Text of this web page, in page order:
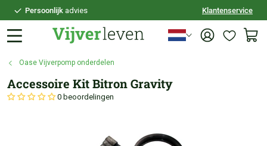
Persoonlijk advies
21:30besteld,vandaagverzonden
Persoonlijkadvies
Klantenservice
Oase Vijverpomp onderdelen
Accessoire Kit Bitron Gravity
0 beoordelingen